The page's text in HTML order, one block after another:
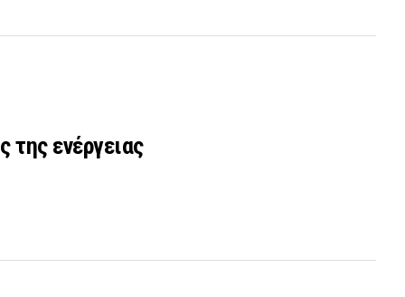
της ενέργειας